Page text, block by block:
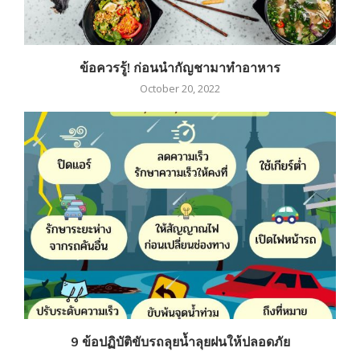
ข้อควรรู้! ก่อนนำกัญชามาทำอาหาร
October 20, 2022
9 ข้อปฏิบัติขับรถลุยน้ำลุยฝนให้ปลอดภัย